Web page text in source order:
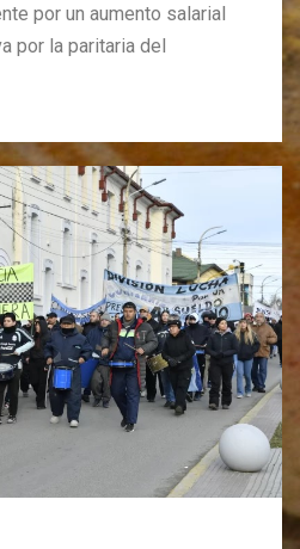
por un aumento salarial
por la paritaria del